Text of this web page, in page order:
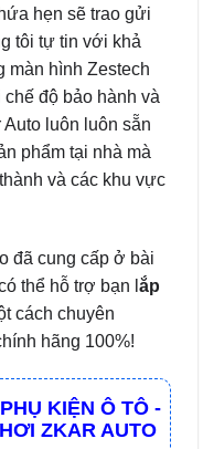
hẹn sẽ trao gửi
tôi tự tin với khả
màn hình Zestech
độ bảo hành và
luôn luôn sẵn
phẩm tại nhà mà
và các khu vực
đã cung cấp ở bài
thể hỗ trợ bạn l ắp
cách chuyên
hãng 100%!
KIỆN Ô TÔ -
ZKAR AUTO